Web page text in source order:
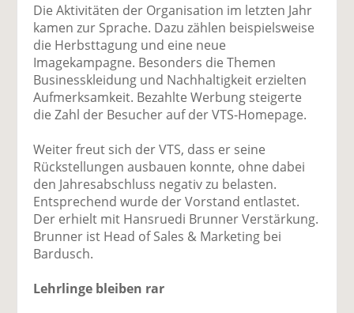
Die Aktivitäten der Organisation im letzten Jahr
kamen zur Sprache. Dazu zählen beispielsweise
die Herbsttagung und eine neue
Imagekampagne. Besonders die Themen
Businesskleidung und Nachhaltigkeit erzielten
Aufmerksamkeit. Bezahlte Werbung steigerte
die Zahl der Besucher auf der VTS-Homepage.
Weiter freut sich der VTS, dass er seine
Rückstellungen ausbauen konnte, ohne dabei
den Jahresabschluss negativ zu belasten.
Entsprechend wurde der Vorstand entlastet.
Der erhielt mit Hansruedi Brunner Verstärkung.
Brunner ist Head of Sales & Marketing bei
Bardusch.
Lehrlinge bleiben rar